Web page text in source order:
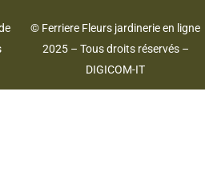
© Ferriere Fleurs jardinerie en ligne
2025 – Tous droits réservés –
DIGICOM-IT